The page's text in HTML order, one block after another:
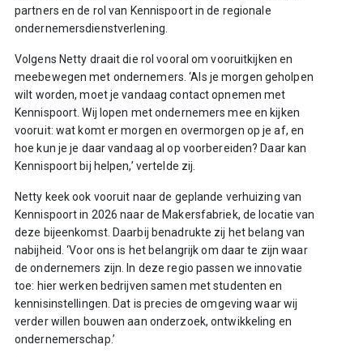
partners en de rol van Kennispoort in de regionale
ondernemersdienstverlening.
Volgens Netty draait die rol vooral om vooruitkijken en
meebewegen met ondernemers. ‘Als je morgen geholpen
wilt worden, moet je vandaag contact opnemen met
Kennispoort. Wij lopen met ondernemers mee en kijken
vooruit: wat komt er morgen en overmorgen op je af, en
hoe kun je je daar vandaag al op voorbereiden? Daar kan
Kennispoort bij helpen,’ vertelde zij.
Netty keek ook vooruit naar de geplande verhuizing van
Kennispoort in 2026 naar de Makersfabriek, de locatie van
deze bijeenkomst. Daarbij benadrukte zij het belang van
nabijheid. ‘Voor ons is het belangrijk om daar te zijn waar
de ondernemers zijn. In deze regio passen we innovatie
toe: hier werken bedrijven samen met studenten en
kennisinstellingen. Dat is precies de omgeving waar wij
verder willen bouwen aan onderzoek, ontwikkeling en
ondernemerschap.’